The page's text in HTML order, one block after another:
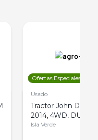
Ofertas Especiales
Usado
Tractor John Deere
2014, 4WD, DUAL
Isla Verde